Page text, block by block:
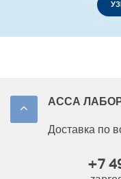
АССА
Доставка по
+7